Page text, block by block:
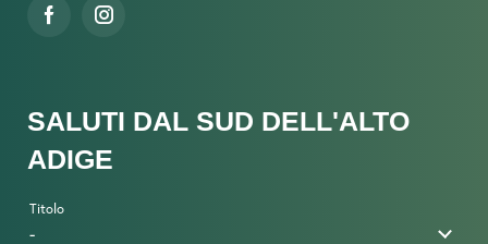
SALUTI DAL SUD DELL'ALTO
ADIGE
Titolo